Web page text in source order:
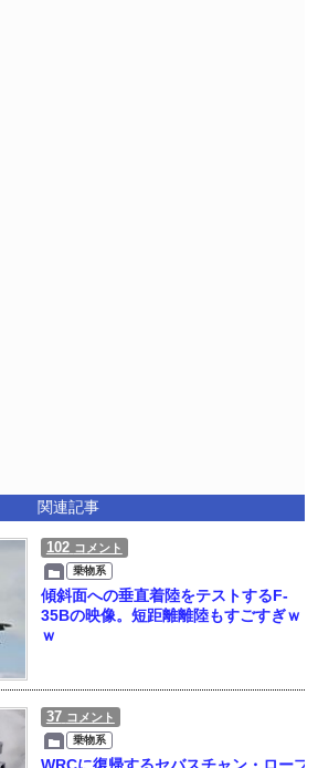
関連記事
102 コメント
乗物系
傾斜面への垂直着陸をテストするF-
35Bの映像。短距離離陸もすごすぎｗ
ｗ
37 コメント
乗物系